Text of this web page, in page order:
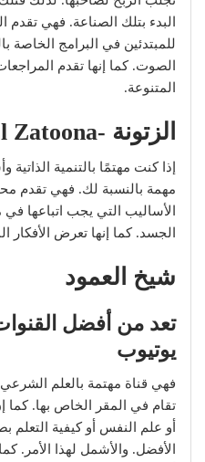
البدء بتلك الصناعة. فهي تقدم
للمبتدئين في البرامج الخاصة
الصوت. كما إنها تقدم
المتنوعة.
الزتونة -El Zatoona
إذا كنت مهتمًا بالتنمية
مهمة بالنسبة لك. فهي تقدم
الأساليب التي يجب اتباعها
الجسد. كما إنها تعرض الأفكار
شيخ العمود
تعد من أفضل
يوتيوب
فهي قناة مهتمة بالعلم
تقام في المقر الخاص بها. كما
أو علم النفس أو كيفية التعلم
الأفضل. والأشمل لهذا الأمر.